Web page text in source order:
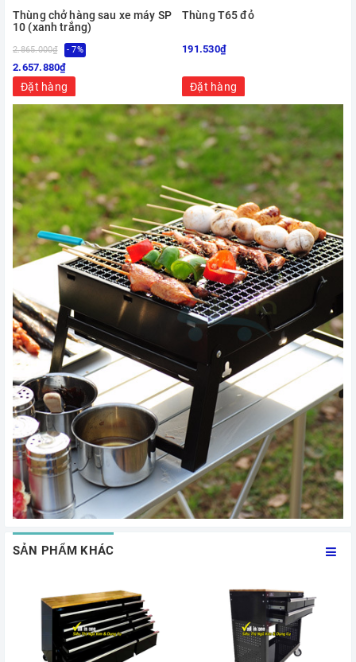
Thùng chở hàng sau xe máy SP
10 (xanh trắng)
2.865.000₫ - 7%
2.657.880₫
Đặt hàng
Thùng T65 đỏ
191.530₫
Đặt hàng
SẢN PHẨM KHÁC